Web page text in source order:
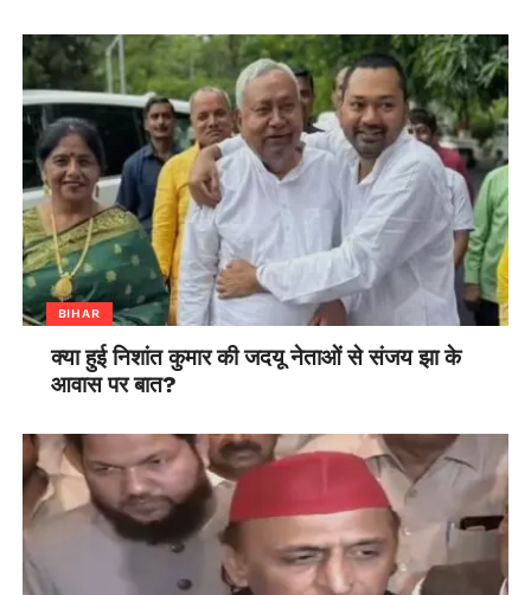
BIHAR
क्या हुई निशांत कुमार की जदयू नेताओं से संजय झा के
आवास पर बात?